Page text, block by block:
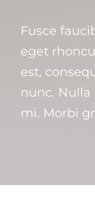
Fusce
eget
est,
nunc.
mi. Morbi